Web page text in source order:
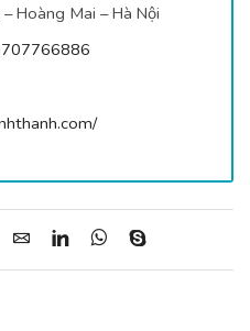
Hoàng Mai – Hà Nội